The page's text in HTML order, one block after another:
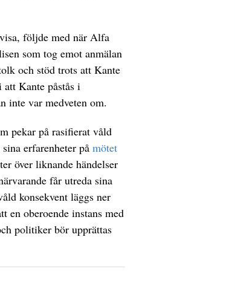
följde med när Alfa
som tog emot anmälan
och stöd trots att Kante
att Kante påstås i
inte var medveten om.
pekar på rasifierat våld
erfarenheter på mötet
över liknande händelser
får utreda sina
konsekvent läggs ner
en oberoende instans med
politiker bör upprättas